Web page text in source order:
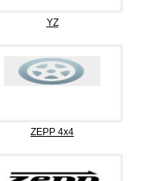
YZ
ZEPP 4x4